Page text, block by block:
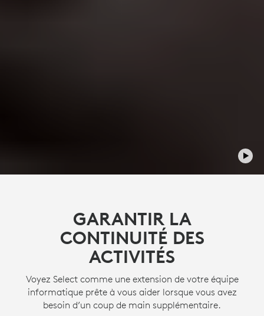
GARANTIR LA
CONTINUITÉ DES
ACTIVITÉS
Voyez Select comme une extension de votre équipe
informatique prête à vous aider lorsque vous avez
besoin d’un coup de main supplémentaire.